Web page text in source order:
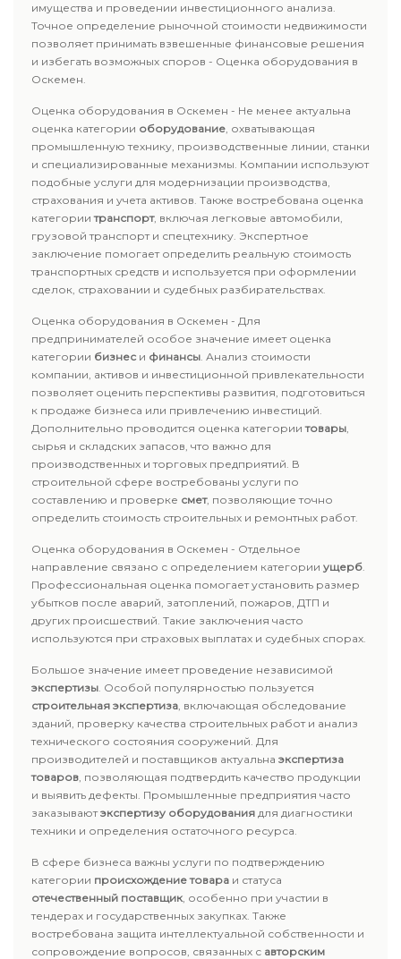
имущества и проведении инвестиционного анализа.
Точное определение рыночной стоимости недвижимости
позволяет принимать взвешенные финансовые решения
и избегать возможных споров - Оценка оборудования в
Оскемен.
Оценка оборудования в Оскемен - Не менее актуальна
оценка категории оборудование, охватывающая
промышленную технику, производственные линии, станки
и специализированные механизмы. Компании используют
подобные услуги для модернизации производства,
страхования и учета активов. Также востребована оценка
категориитранспорт, включая легковые автомобили,
грузовой транспорт и спецтехнику. Экспертное
заключение помогает определить реальную стоимость
транспортных средств и используется при оформлении
сделок, страховании и судебных разбирательствах.
Оценка оборудования в Оскемен - Для
предпринимателей особое значение имеет оценка
категории бизнес и финансы. Анализ стоимости
компании, активов и инвестиционной привлекательности
позволяет оценить перспективы развития, подготовиться
к продаже бизнеса или привлечению инвестиций.
Дополнительно проводится оценка категориитовары,
сырья и складских запасов, что важно для
производственных и торговых предприятий. В
строительной сфере востребованы услуги по
составлению и проверке смет, позволяющие точно
определить стоимость строительных и ремонтных работ.
Оценка оборудования в Оскемен - Отдельное
направление связано с определением категории ущерб.
Профессиональная оценка помогает установить размер
убытков после аварий, затоплений, пожаров, ДТП и
других происшествий. Такие заключения часто
используются при страховых выплатах и судебных спорах.
Большое значение имеет проведение независимой
экспертизы. Особой популярностью пользуется
строительная экспертиза, включающая обследование
зданий, проверку качества строительных работ и анализ
технического состояния сооружений. Для
производителей и поставщиков актуальна экспертиза
товаров, позволяющая подтвердить качество продукции
и выявить дефекты. Промышленные предприятия часто
заказываютэкспертизу оборудования для диагностики
техники и определения остаточного ресурса.
В сфере бизнеса важны услуги по подтверждению
категории происхождение товара и статуса
отечественный поставщик, особенно при участии в
тендерах и государственных закупках. Также
востребована защита интеллектуальной собственности и
сопровождение вопросов, связанных с авторским